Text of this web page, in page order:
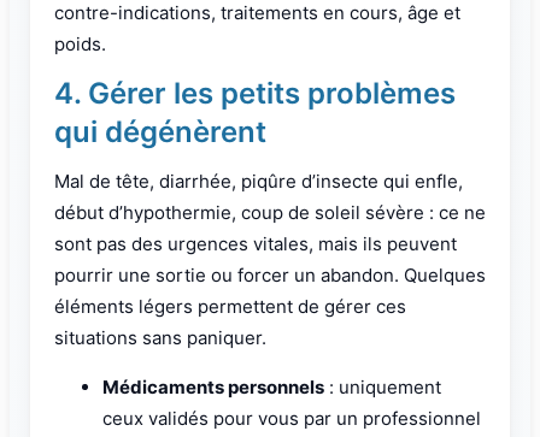
contre-indications, traitements en cours, âge et
poids.
4. Gérer les petits problèmes
qui dégénèrent
Mal de tête, diarrhée, piqûre d’insecte qui enfle,
début d’hypothermie, coup de soleil sévère : ce ne
sont pas des urgences vitales, mais ils peuvent
pourrir une sortie ou forcer un abandon. Quelques
éléments légers permettent de gérer ces
situations sans paniquer.
Médicaments personnels : uniquement
ceux validés pour vous par un professionnel